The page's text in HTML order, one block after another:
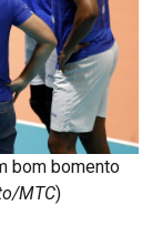
bom bomento
MTC)